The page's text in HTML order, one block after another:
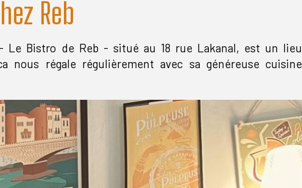
Reb
- Le Bistro de Reb - situé au 18 rue Lakanal, est un lieu
nous régale régulièrement avec sa généreuse cuisine